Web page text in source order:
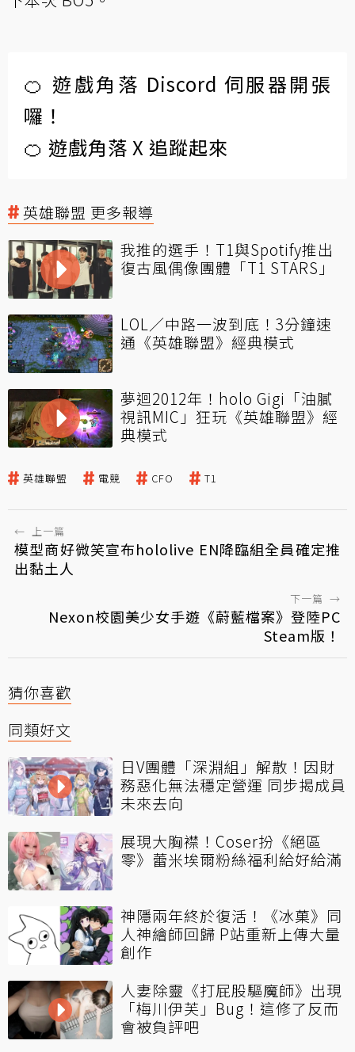
🍊 遊戲角落 Discord 伺服器開張
囉！
🍊 遊戲角落 X 追蹤起來
英雄聯盟 更多報導
我推的選手！T1與Spotify推出
復古風偶像團體「T1 STARS」
LOL／中路一波到底！3分鐘速
通《英雄聯盟》經典模式
夢迴2012年！holo Gigi「油膩
視訊MIC」狂玩《英雄聯盟》經
典模式
英雄聯盟 電競 CFO T1
← 上一篇
模型商好微笑宣布hololive EN降臨組全員確定推
出黏土人
下一篇 →
Nexon校園美少女手遊《蔚藍檔案》登陸PC
Steam版！
猜你喜歡
同類好文
日V團體「深淵組」解散！因財
務惡化無法穩定營運 同步揭成員
未來去向
展現大胸襟！Coser扮《絕區
零》蕾米埃爾粉絲福利給好給滿
神隱兩年終於復活！《冰菓》同
人神繪師回歸 P站重新上傳大量
創作
人妻除靈《打屁股驅魔師》出現
「梅川伊芙」Bug！這修了反而
會被負評吧